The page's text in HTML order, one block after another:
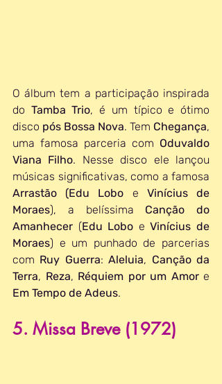
O álbum tem a participação inspirada
do Tamba Trio, é um típico e ótimo
disco pós Bossa Nova. Tem Chegança,
uma famosa parceria com Oduvaldo
Viana Filho. Nesse disco ele lançou
Arrastão (Edu Lobo e Vinícius de
Moraes), a belíssima Canção do
Amanhecer (Edu Lobo e Vinícius de
Moraes) e um punhado de parcerias
com Ruy Guerra: Aleluia, Canção da
Terra, Reza, Réquiem por um Amor
Em Tempo de Adeus.
5. Missa Breve (1972)